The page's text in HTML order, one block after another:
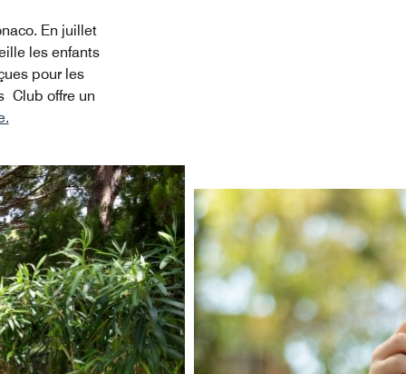
En juillet
les enfants
pour les
Club offre un